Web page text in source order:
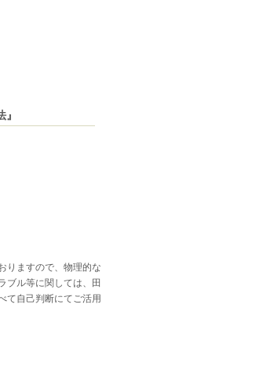
りますので、物理的な
ブル等に関しては、田
自己判断にてご活用